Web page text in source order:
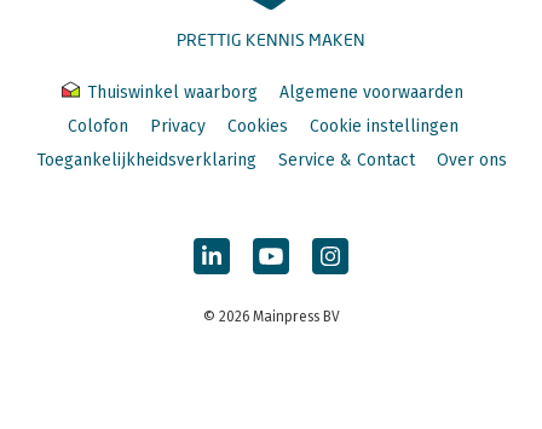
PRETTIG KENNIS MAKEN
Thuiswinkel waarborg
Algemene voorwaarden
Colofon
Privacy Cookies
Cookie instellingen
Toegankelijkheidsverklaring
Service & Contact Over ons
© 2026 Mainpress BV